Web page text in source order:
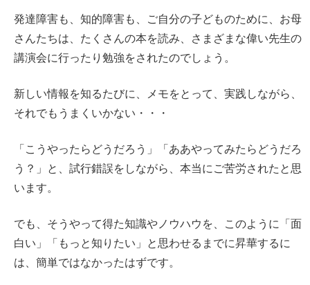
発達障害も、知的障害も、ご自分の子どものために、お母
さんたちは、たくさんの本を読み、さまざまな偉い先生の
講演会に行ったり勉強をされたのでしょう。
新しい情報を知るたびに、メモをとって、実践しながら、
それでもうまくいかない・・・
「こうやったらどうだろう」「ああやってみたらどうだろ
う？」と、試行錯誤をしながら、本当にご苦労されたと思
います。
でも、そうやって得た知識やノウハウを、このように「面
白い」「もっと知りたい」と思わせるまでに昇華するに
は、簡単ではなかったはずです。